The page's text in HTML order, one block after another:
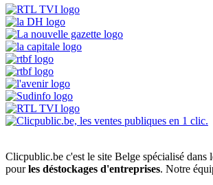
Clicpublic.be c'est le site Belge spécialisé dans
pourles déstockages d'entreprises. Notre